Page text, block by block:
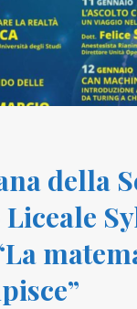
della